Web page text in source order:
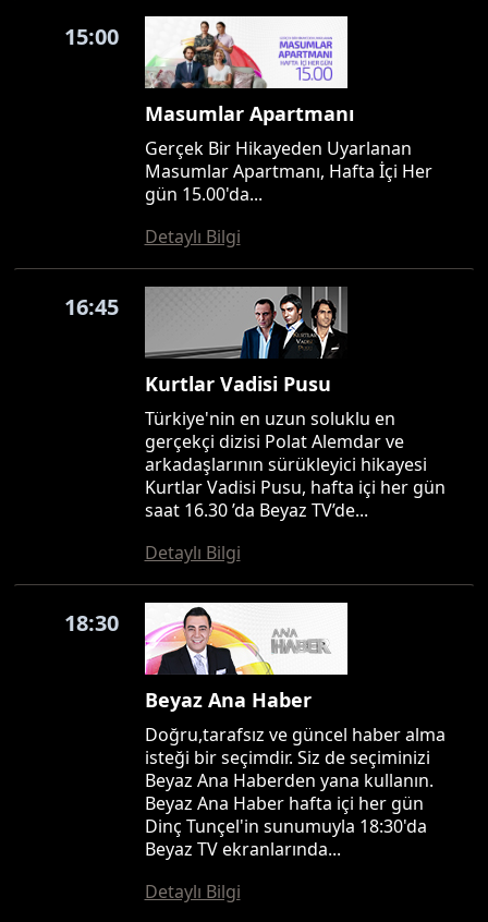
15:00
Masumlar Apartmanı
Gerçek Bir Hikayeden Uyarlanan
Masumlar Apartmanı, Hafta İçi Her
gün 15.00'da...
Detaylı Bilgi
16:45
Kurtlar Vadisi Pusu
Türkiye'nin en uzun soluklu en
gerçekçi dizisi Polat Alemdar ve
arkadaşlarının sürükleyici hikayesi
Kurtlar Vadisi Pusu, hafta içi her gün
saat 16.30 ’da Beyaz TV’de...
Detaylı Bilgi
18:30
Beyaz Ana Haber
Doğru,tarafsız ve güncel haber alma
isteği bir seçimdir. Siz de seçiminizi
Beyaz Ana Haberden yana kullanın.
Beyaz Ana Haber hafta içi her gün
Dinç Tunçel'in sunumuyla 18:30'da
Beyaz TV ekranlarında...
Detaylı Bilgi